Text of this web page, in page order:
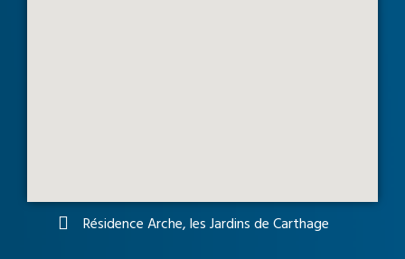
Résidence Arche, les Jardins de Carthage